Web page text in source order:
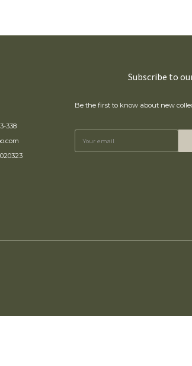
338
Subscribe to
Be the first to know about new